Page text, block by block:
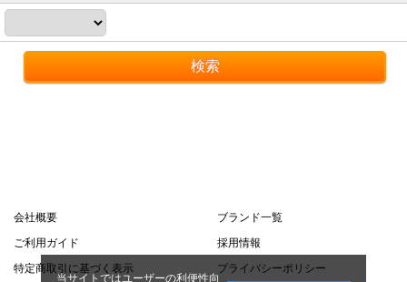
会社概要
ブランド一覧
ご利用ガイド
採用情報
特定商取引に基づく表示
プライバシーポリシー
当サイトではユーザーの利便性向